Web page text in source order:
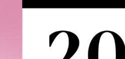
4.9
Basert på 21963 verifiserte omtaler.